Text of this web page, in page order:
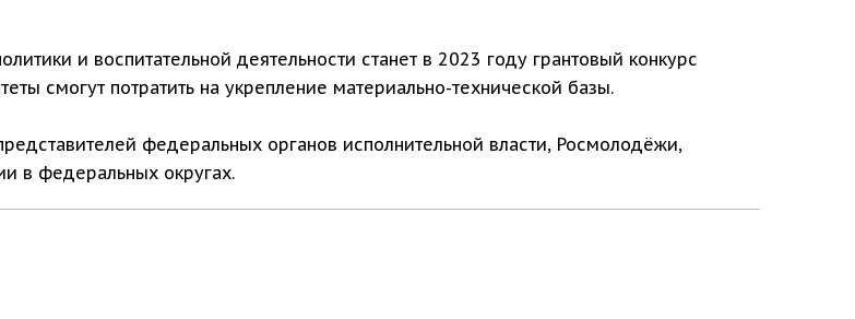
и воспитательной деятельности станет в 2023 году грантовый конкурс
смогут потратить на укрепление материально-технической базы.
федеральных органов исполнительной власти, Росмолодёжи,
в федеральных округах.